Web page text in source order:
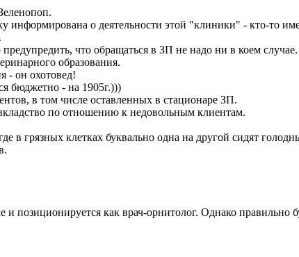
информирована о деятельности этой "клиники" - кто-то
что обращаться в ЗП не надо ни в коем случае.
образования.
- он охотовед!
бюджетно - на 1905г.)))
в том числе оставленных в стационаре ЗП.
по отношению к недовольным клиентам.
в грязных клетках буквально одна на другой сидят
и позиционируется как врач-орнитолог. Однако правильно